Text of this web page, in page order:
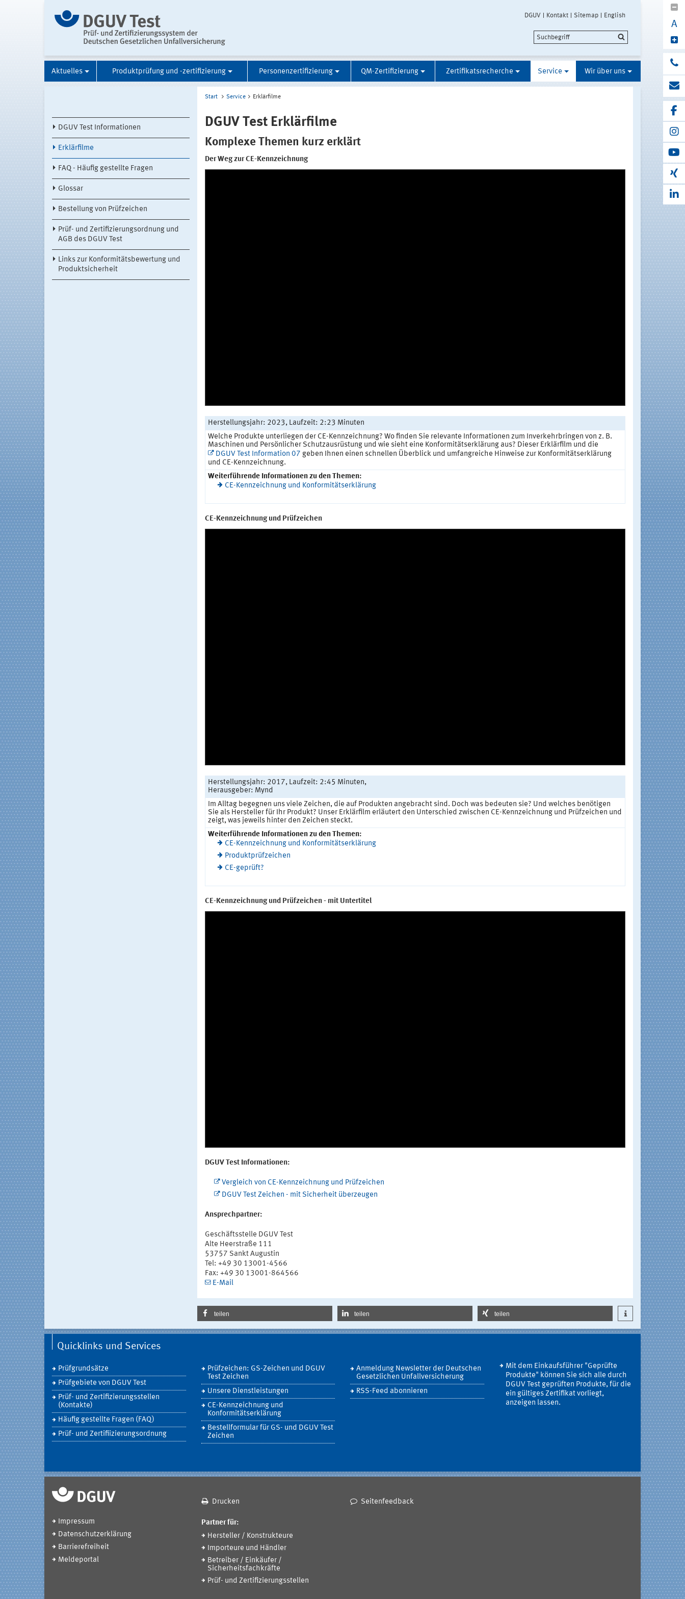
DGUV Kontakt Sitemap English
A
Aktuelles Produktprüfung und -zertifizierung Personenzertifizierung QM-Zertifizierung Zertifikatsrecherche Service Wir über uns
DGUV Test Informationen
Erklärfilme
FAQ - Häufig gestellte Fragen
Glossar
Bestellung von Prüfzeichen
Prüf- und Zertifizierungsordnung und
AGB des DGUV Test
Links zur Konformitätsbewertung und
Produktsicherheit
Start Service Erklärfilme
DGUV Test Erklärfilme
Komplexe Themen kurz erklärt
Der Weg zur CE-Kennzeichnung
Herstellungsjahr: 2023, Laufzeit: 2:23 Minuten
Welche Produkte unterliegen der CE-Kennzeichnung? Wo finden Sie relevante Informationen zum Inverkehrbringen von z. B.
Maschinen und Persönlicher Schutzausrüstung und wie sieht eine Konformitätserklärung aus? Dieser Erklärfilm und die
DGUV Test Information 07 geben Ihnen einen schnellen Überblick und umfangreiche Hinweise zur Konformitätserklärung
und CE-Kennzeichnung.
Weiterführende Informationen zu den Themen:
CE-Kennzeichnung und Konformitätserklärung
CE-Kennzeichnung und Prüfzeichen
Herstellungsjahr: 2017, Laufzeit: 2:45 Minuten,
Herausgeber: Mynd
Im Alltag begegnen uns viele Zeichen, die auf Produkten angebracht sind. Doch was bedeuten sie? Und welches benötigen
Sie als Hersteller für Ihr Produkt? Unser Erklärfilm erläutert den Unterschied zwischen CE-Kennzeichnung und Prüfzeichen und
zeigt, was jeweils hinter den Zeichen steckt.
Weiterführende Informationen zu den Themen:
CE-Kennzeichnung und Konformitätserklärung
Produktprüfzeichen
CE-geprüft?
CE-Kennzeichnung und Prüfzeichen - mit Untertitel
DGUV Test Informationen:
Vergleich von CE-Kennzeichnung und Prüfzeichen
DGUV Test Zeichen - mit Sicherheit überzeugen
Ansprechpartner:
Geschäftsstelle DGUV Test
Alte Heerstraße 111
53757 Sankt Augustin
Tel: +49 30 13001-4566
Fax: +49 30 13001-864566
E-Mail
teilen teilen teilen
Quicklinks und Services
Prüfgrundsätze
Prüfgebiete von DGUV Test
Prüf- und Zertifizierungsstellen
(Kontakte)
Häufig gestellte Fragen (FAQ)
Prüf- und Zertifiizierungsordnung
Prüfzeichen: GS-Zeichen und DGUV
Test Zeichen
Unsere Dienstleistungen
CE-Kennzeichnung und
Konformitätserklärung
Bestellformular für GS- und DGUV Test
Zeichen
Anmeldung Newsletter der Deutschen
Gesetzlichen Unfallversicherung
RSS-Feed abonnieren
Mit dem Einkaufsführer "Geprüfte
Produkte" können Sie sich alle durch
DGUV Test geprüften Produkte, für die
ein gültiges Zertifikat vorliegt,
anzeigen lassen.
Drucken Seitenfeedback
Impressum
Datenschutzerklärung
Barrierefreiheit
Meldeportal
Partner für:
Hersteller / Konstrukteure
Importeure und Händler
Betreiber / Einkäufer /
Sicherheitsfachkräfte
Prüf- und Zertifizierungsstellen